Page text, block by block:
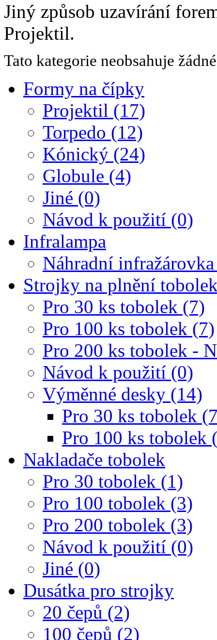
Jiný způsob uzavírání
Projektil.
Tato kategorie neobsahuje
Formy na čípky
Projektil (17)
Torpedo (12)
Kónický (24)
Globule (4)
Jiné (0)
Návod k použití (0)
Infralampa
Náhradní
Strojky na plnění
Pro 30 ks tobolek (7)
Pro 100 ks tobolek (7)
Pro 200 ks tobolek -
Návod k použití (0)
Výměnné desky (14)
Pro 30 ks tobolek
Pro 100 ks tobolek
Nakladače tobolek
Pro 30 tobolek (1)
Pro 100 tobolek (3)
Pro 200 tobolek (3)
Návod k použití (0)
Jiné (0)
Dusátka pro strojky
20 čepů (2)
100 čepů (2)